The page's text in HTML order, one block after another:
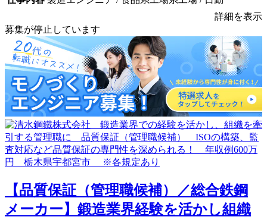
詳細を表示
募集が停止しています
【品質保証（管理職候補）／総合鉄鋼
メーカー】鍛造業界経験を活かし組織